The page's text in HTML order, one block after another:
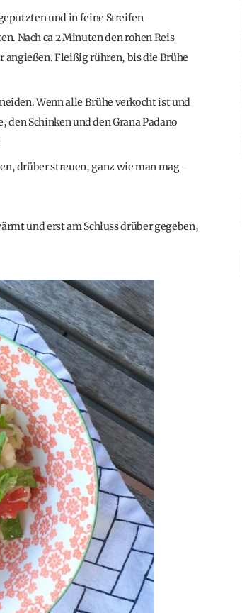
und in feine Streifen
Nach ca 2 Minuten den rohen Reis
Fleißig rühren, bis die Brühe
Wenn alle Brühe verkocht ist und
Schinken und den Grana Padano
drüber streuen, ganz wie man mag –
und erst am Schluss drüber gegeben,